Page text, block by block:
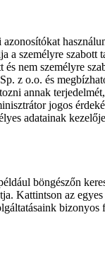
személyre
nem személyre
o.o. és
annak
jogos
adatainak
böngészőn
Kattintson az
bizonyos